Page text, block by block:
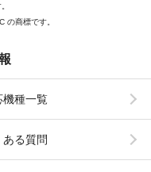
の商標です。
機種一覧
ある質問